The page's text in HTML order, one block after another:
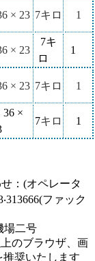
× 23 7キロ 1
× 23
7キ
ロ
1
× 23 7キロ 1
36 ×
7キロ 1
：(オペレータ
ファック
場二号
のブラウザ、画
推奨いたします